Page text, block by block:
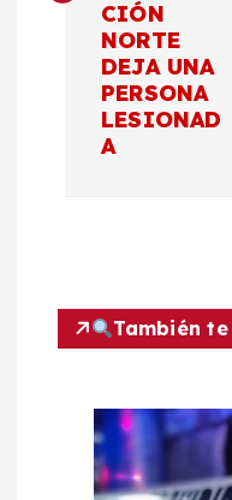
n
CIÓN
NORTE
DEJA UNA
PERSONA
LESIONAD
A
También